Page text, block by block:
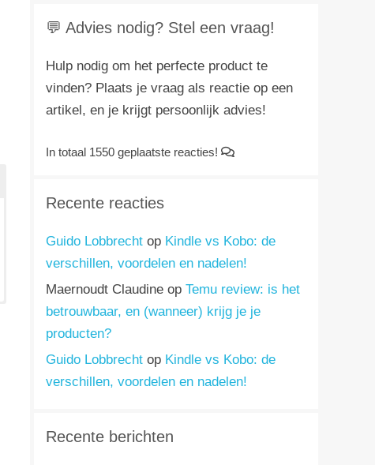
💬 Advies nodig? Stel een vraag!
Hulp nodig om het perfecte product te
vinden? Plaats je vraag als reactie op een
artikel, en je krijgt persoonlijk advies!
In totaal 1550 geplaatste reacties!
Recente reacties
Guido Lobbrecht op Kindle vs Kobo: de
verschillen, voordelen en nadelen!
Maernoudt Claudine op Temu review: is het
betrouwbaar, en (wanneer) krijg je je
producten?
Guido Lobbrecht op Kindle vs Kobo: de
verschillen, voordelen en nadelen!
Recente berichten